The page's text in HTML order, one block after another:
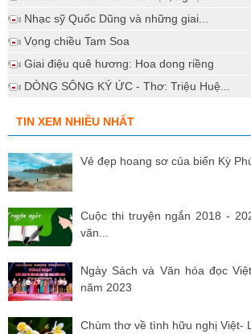
Nhạc sỹ Quốc Dũng và những giai...
Vọng chiều Tam Soa
Giai điệu quê hương: Hoa dong riềng
DÒNG SÔNG KÝ ỨC - Thơ: Triệu Huệ...
TIN XEM NHIỀU NHẤT
Vẻ đẹp hoang sơ của biển Kỳ
Cuộc thi truyện ngắn 2018 -
văn...
Ngày Sách và Văn hóa đọc
năm 2023
Chùm thơ về tình hữu nghị Việt-